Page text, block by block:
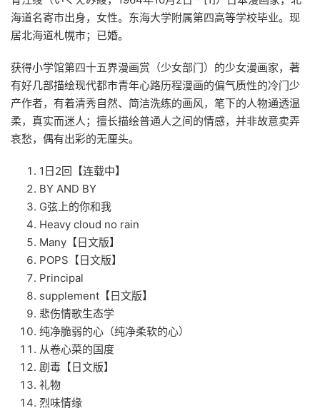
海道名寄市出身，女性。东海大学附属第四高等学校毕业。现
居北海道札幌市；已婚。
获得小学馆第四十五界漫画赏（少女部门）的少女漫画家，著
有好几部描绘现代都市青年心路历程漫画的偏气质性的冷门少
产作者，有着清秀自然、简洁洗练的画风，笔下的人物通透温
柔，真实而迷人；擅长描绘普通人之间的情感，并非故意卖弄
哀愁，偶有出彩的无厘头。
1日2回【连载中】
BY AND BY
G弦上的你和我
Heavy cloud no rain
Many【日文版】
POPS【日文版】
Principal
supplement【日文版】
悲伤情歌生态学
纯净脆弱的心（纯净柔软的心）
从卷心菜的国度
剧毒【日文版】
礼物
烈味情缘